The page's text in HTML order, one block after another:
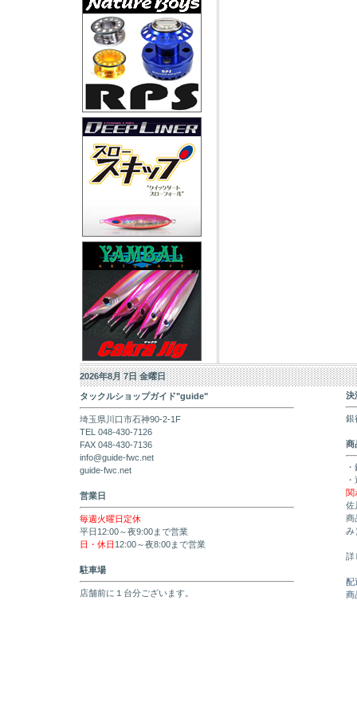
2026年8月 7日 金曜日
タックルショップガイド"guide"
埼玉県川口市石神90-2-1F
TEL 048-430-7126
FAX 048-430-7136
info@guide-fwc.net
guide-fwc.net
営業日
毎週火曜日定休
平日12:00～夜9:00まで営業
日・休日 12:00～夜8:00まで営業
駐車場
店舗前に１台分ございます。
決
銀
商
関
佐
商
み
詳
配
商